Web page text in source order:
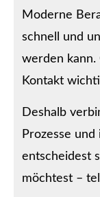
Moderne
schnell und
werden kann.
Kontakt
Deshalb
Prozesse
entscheidest
möchtest –